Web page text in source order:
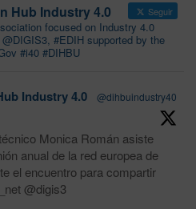
Hub Industry 4.0 Seguir
focused on Industry 4.0
#EDIH supported by the
#i40 #DIHBU
Industry 4.0
@dihbuindustry40
Monica Román asiste
anual de la red europea de
el encuentro para compartir
@digis3